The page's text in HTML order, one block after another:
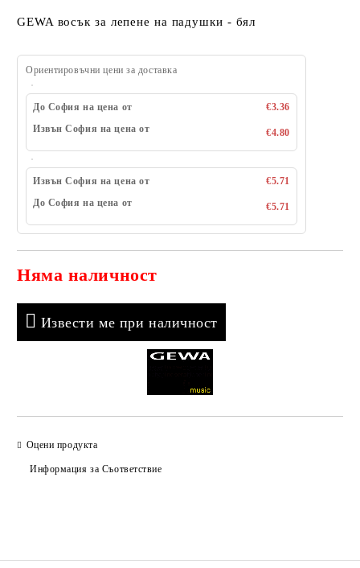
GEWA восък за лепене на падушки - бял
Ориентировъчни цени за доставка
До София на цена от
€3.36
Извън София на цена от
€4.80
Извън София на цена от
€5.71
До София на цена от
€5.71
Няма наличност
Извести ме при наличност
Оцени продукта
Информация за Съответствие